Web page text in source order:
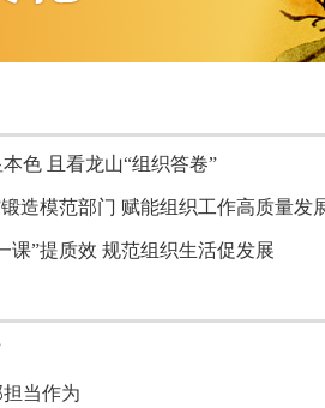
色 且看龙山“组织答卷”
造模范部门 赋能组织工作高质量发
课”提质效 规范组织生活促发展
当作为